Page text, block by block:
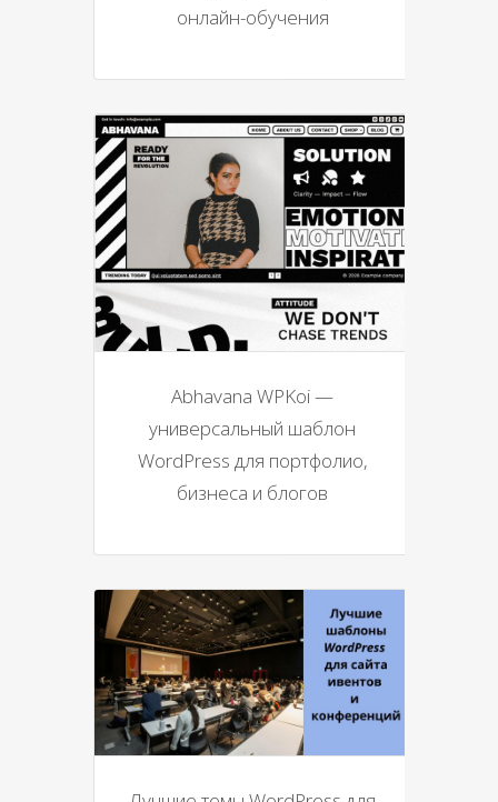
онлайн-обучения
Abhavana WPKoi —
универсальный шаблон
WordPress для портфолио,
бизнеса и блогов